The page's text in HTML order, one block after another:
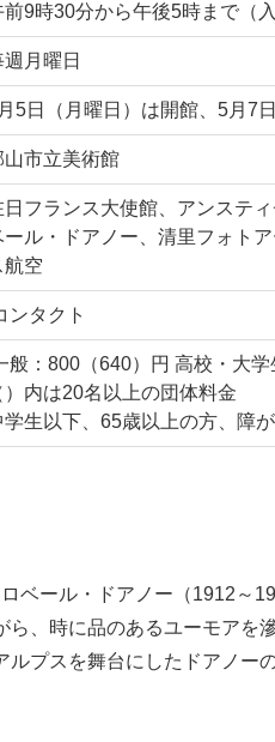
前9時30分から午後5時まで（
週月曜日
5日（月曜日）は開館、5月7
山市立美術館
日フランス大使館、アンステ
ール・ドアノー、清里フォト
航空
ンタクト
般：800（640）円 高校・大
）内は20名以上の団体料金
学生以下、65歳以上の方、障
ベール・ドアノー（1912～
ら、時に品のあるユーモアを
ルプスを舞台にしたドアノー